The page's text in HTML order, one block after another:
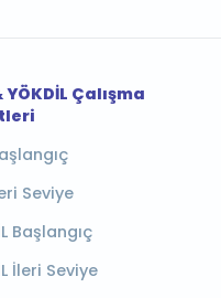
YÖKDİL Çalışma
Seviye
Başlangıç
İleri Seviye